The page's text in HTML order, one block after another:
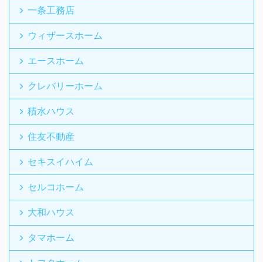
一条工務店
ウィザースホーム
エースホーム
クレバリーホーム
積水ハウス
住友不動産
セキスイハイム
セルコホーム
大和ハウス
タマホーム